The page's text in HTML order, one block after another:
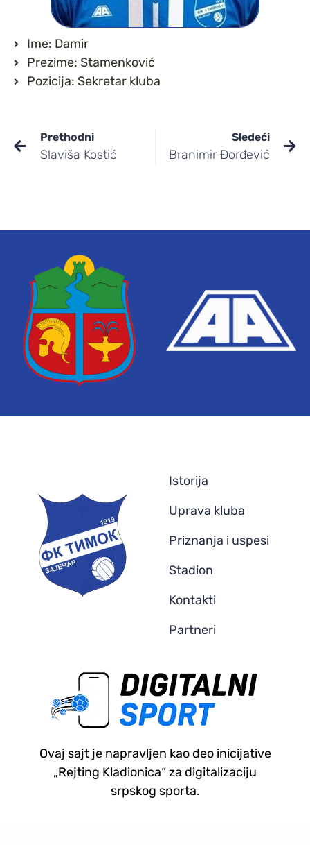
Ime: Damir
Prezime: Stamenković
Pozicija: Sekretar kluba
Prethodni
Slaviša Kostić
Sledeći
Branimir Đorđević
Istorija
Uprava kluba
Priznanja i uspesi
Stadion
Kontakti
Partneri
Ovaj sajt je napravljen kao deo inicijative
„Rejting Kladionica“ za digitalizaciju
srpskog sporta.